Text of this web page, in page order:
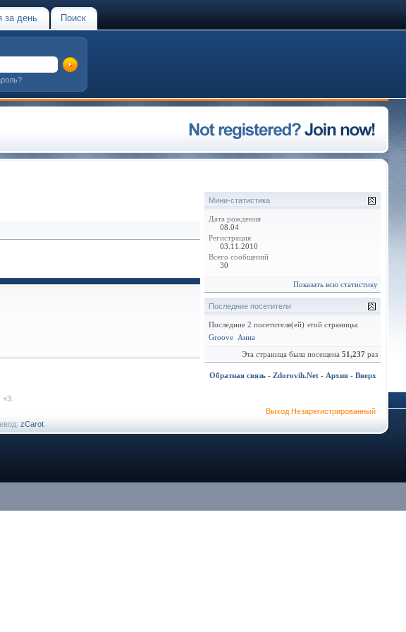
за день Поиск
Мини-статистика
Дата рождения
08.04
Регистрация
03.11.2010
Всего сообщений
30
Показать всю статистику
Последние посетители
Последние 2 посетителя(ей) этой страницы:
Groove Анна
Эта страница была посещена 51,237 раз
Обратная связь - Zdorovih.Net - Архив - Вверх
zCarot
Выход Незарегистрированный